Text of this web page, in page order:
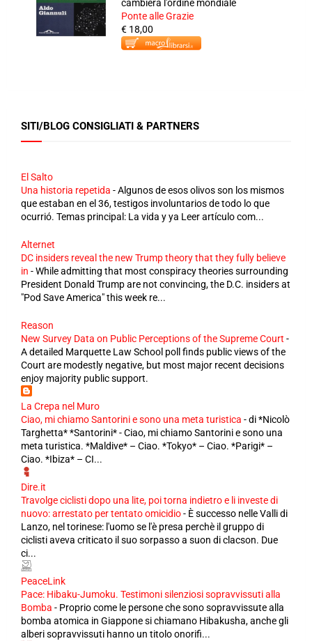
cambierà l'ordine mondiale
Ponte alle Grazie
€ 18,00
SITI/BLOG CONSIGLIATI & PARTNERS
El Salto
Una historia repetida -Algunos de esos olivos son los mismos
que estaban en el 36, testigos involuntarios de todo lo que
ocurrió. Temas principal: La vida y ya Leer artículo com...
Alternet
DC insiders reveal the new Trump theory that they fully believe
in -While admitting that most conspiracy theories surrounding
President Donald Trump are not convincing, the D.C. insiders at
"Pod Save America" this week re...
Reason
New Survey Data on Public Perceptions of the Supreme Court -
A detailed Marquette Law School poll finds public views of the
Court are modestly negative, but most major recent decisions
enjoy majority public support.
La Crepa nel Muro
Ciao, mi chiamo Santorini e sono una meta turistica -di *Nicolò
Targhetta* *Santorini* - Ciao, mi chiamo Santorini e sono una
meta turistica. *Maldive* – Ciao. *Tokyo* – Ciao. *Parigi* –
Ciao. *Ibiza* – CI...
Dire.it
Travolge ciclisti dopo una lite, poi torna indietro e li investe di
nuovo: arrestato per tentato omicidio- È successo nelle Valli di
Lanzo, nel torinese: l'uomo se l'è presa perchè il gruppo di
ciclisti aveva criticato il suo sorpasso a suon di clacson. Due
ci...
PeaceLink
Pace: Hibaku-Jumoku. Testimoni silenziosi sopravvissuti alla
Bomba - Proprio come le persone che sono sopravvissute alla
bomba atomica in Giappone si chiamano Hibakusha, anche gli
alberi sopravvissuti hanno un titolo onorifi...